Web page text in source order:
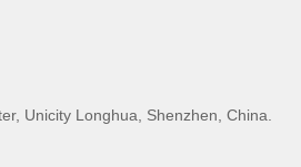
Unicity Longhua, Shenzhen, China.